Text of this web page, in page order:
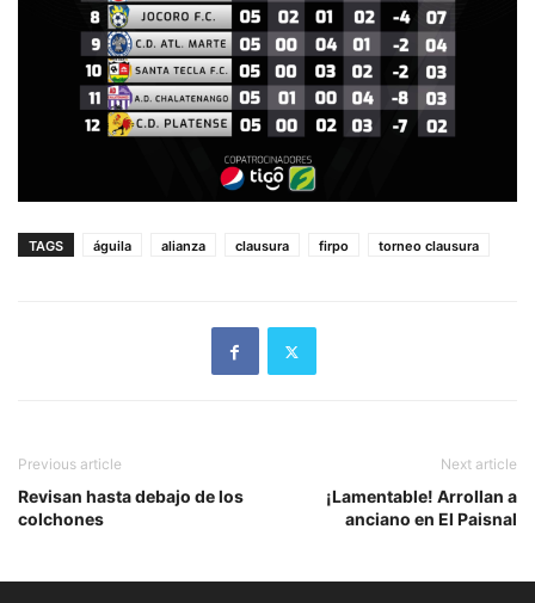
TAGS águila alianza clausura firpo torneo clausura
Previous article
Revisan hasta debajo de los
colchones
Next article
¡Lamentable! Arrollan a
anciano en El Paisnal